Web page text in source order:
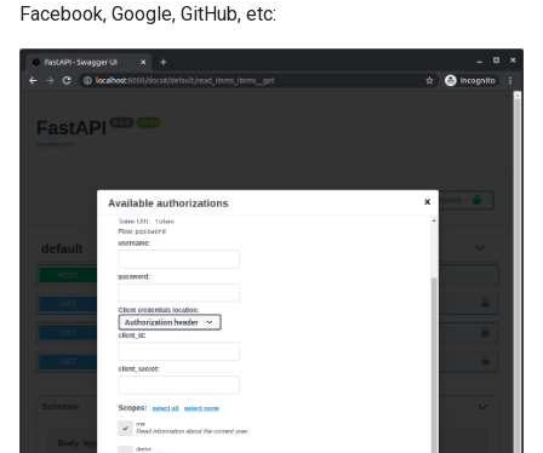
Facebook, Google, GitHub, etc: